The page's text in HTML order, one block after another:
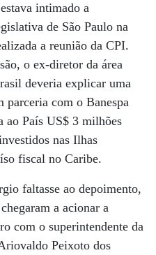
intimado a
de São Paulo na
a reunião da CPI.
o ex-diretor da área
deveria explicar uma
parceria com o Banespa
ao País US$ 3 milhões
nas Ilhas
fiscal no Caribe.
faltasse ao depoimento,
a acionar a
com o superintendente da
Peixoto dos